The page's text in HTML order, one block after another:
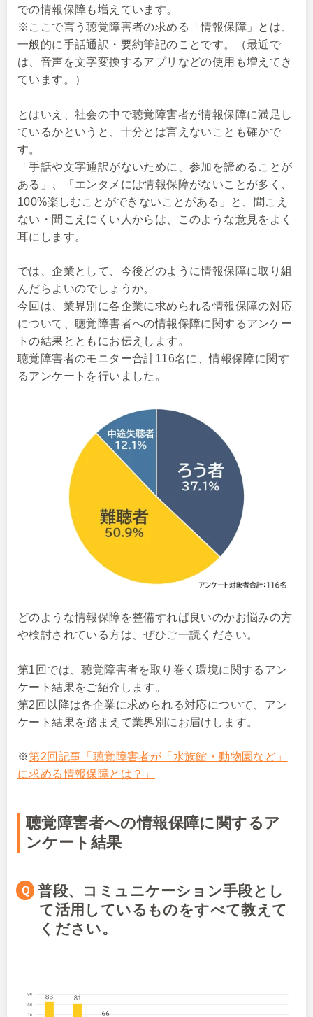
での情報保障も増えています。
※ここで言う聴覚障害者の求める「情報保障」とは、
一般的に手話通訳・要約筆記のことです。（最近で
は、音声を文字変換するアプリなどの使用も増えてき
ています。）
とはいえ、社会の中で聴覚障害者が情報保障に満足し
ているかというと、十分とは言えないことも確かで
す。
「手話や文字通訳がないために、参加を諦めることが
ある」、「エンタメには情報保障がないことが多く、
100%楽しむことができないことがある」と、聞こえ
ない・聞こえにくい人からは、このような意見をよく
耳にします。
では、企業として、今後どのように情報保障に取り組
んだらよいのでしょうか。
今回は、業界別に各企業に求められる情報保障の対応
について、聴覚障害者への情報保障に関するアンケー
トの結果とともにお伝えします。
聴覚障害者のモニター合計116名に、情報保障に関す
るアンケートを行いました。
どのような情報保障を整備すれば良いのかお悩みの方
や検討されている方は、ぜひご一読ください。
第1回では、聴覚障害者を取り巻く環境に関するアン
ケート結果をご紹介します。
第2回以降は各企業に求められる対応について、アン
ケート結果を踏まえて業界別にお届けします。
※第2回記事「聴覚障害者が「水族館・動物園など」
に求める情報保障とは？」
聴覚障害者への情報保障に関するア
ンケート結果
Ｑ普段、コミュニケーション手段とし
て活用しているものをすべて教えて
ください。